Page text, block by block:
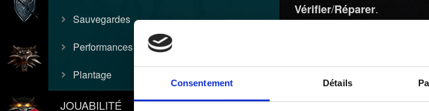
Consentement Détails
Sauvegardes
Performances
Plantage
JOUABILITÉ
Vérifier/Réparer.
Patientez quelques
Steam :
Dans la section